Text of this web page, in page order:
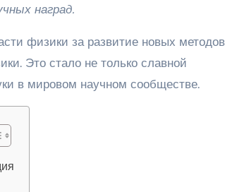
наград.
физики за развитие новых методов
Это стало не только славной
в мировом научном сообществе.